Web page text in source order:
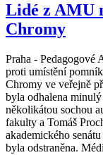
Lidé z AMU
Chromy
Praha -
proti umístění
Chromy ve veřejně
byla odhalena
několikátou sochou
fakulty a Tomáš
akademického
byla odstraněna.